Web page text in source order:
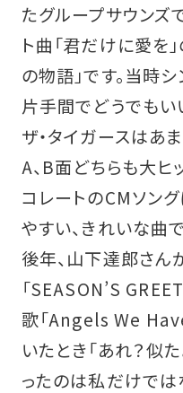
たグループサウンズ
ト曲「君だけに愛を
の物語」です。当時
片手間でどうでもい
ザ・タイガースはあ
A、B面どちらも大ヒ
コレートのCMソン
やすい、きれいな曲
後年、山下達郎さん
「SEASON’S
歌「Angels We
いたとき「あれ？似
ったのは私だけでは